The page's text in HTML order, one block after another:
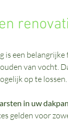
is een
van vocht.
op te lossen.
in uw
gelden voor